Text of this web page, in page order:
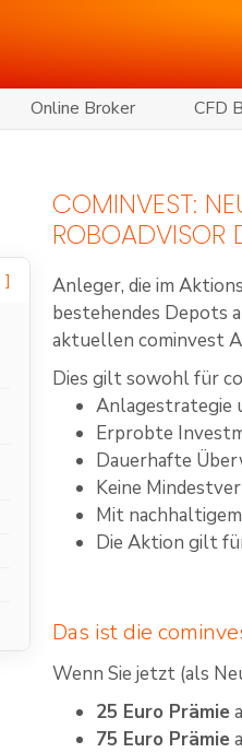
Online Broker CFD
COMINVEST:
ROBOADVISOR
Anleger, die im
bestehendes Depots
aktuellen cominvest
Dies gilt sowohl für
Anlagestrategie
Erprobte
Dauerhafte
Keine
Mit
Die Aktion gilt
Das ist die
Wenn Sie jetzt (als
25 Euro Prämie
75 Euro Prämie